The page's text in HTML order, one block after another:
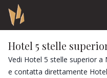
Hotel 5 stelle
Vedi Hotel 5 stelle superior
e contatta direttamente